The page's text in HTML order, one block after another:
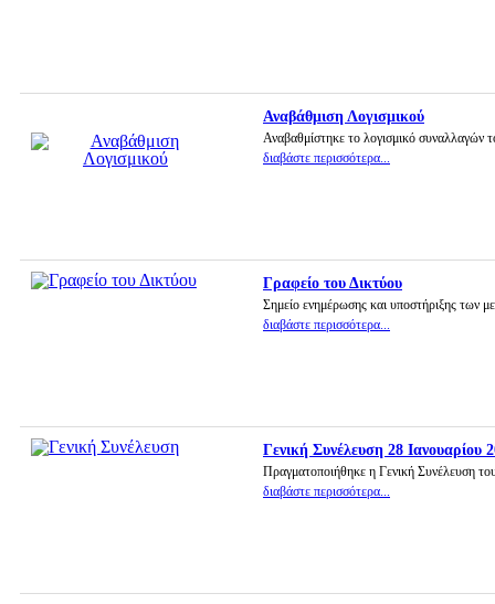
Αναβάθμιση Λογισμικού
Αναβαθμίστηκε το λογισμικό συναλλαγών
διαβάστε περισσότερα...
Γραφείο του Δικτύου
Σημείο ενημέρωσης και υποστήριξης των
διαβάστε περισσότερα...
Γενική Συνέλευση 28 Ιανουαρίου
Πραγματοποιήθηκε η Γενική Συνέλευση
διαβάστε περισσότερα...